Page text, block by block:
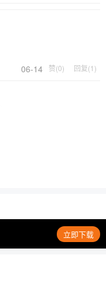
06-14
赞(0) 回复(1)
立即下载